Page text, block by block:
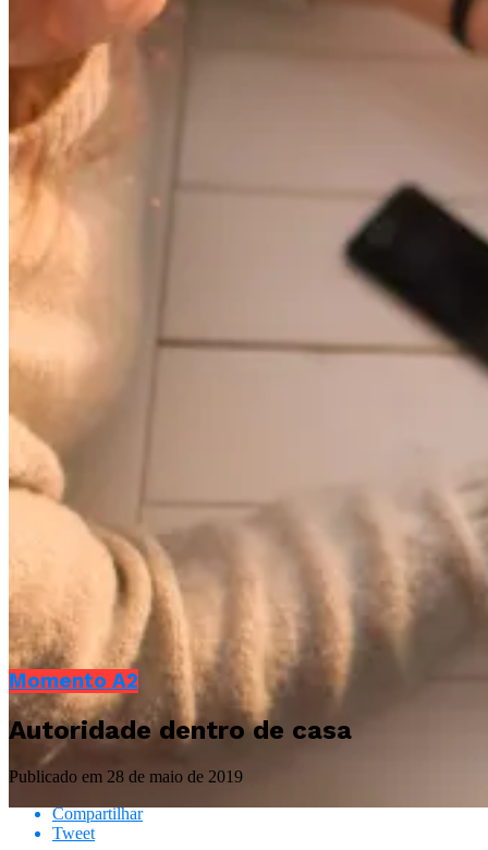
Momento A2
Autoridade dentro de casa
Publicado em 28 de maio de 2019
Compartilhar
Tweet